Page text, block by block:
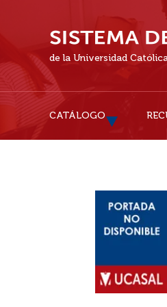
de la Universidad
CATÁLOGO